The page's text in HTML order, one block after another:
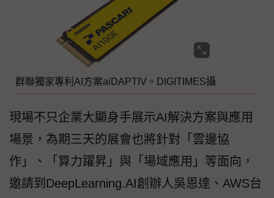
群聯獨家專利AI方案aiDAPTIV。DIGITIMES攝
現場不只企業大顯身手展示AI解決方案與應用
場景，為期三天的展會也將針對「雲邊協
作」、「算力躍昇」與「場域應用」等面向，
邀請到DeepLearning.AI創辦人吳恩達、AWS台